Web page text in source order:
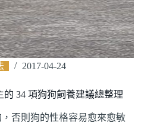
2017-04-24
的 34 項狗狗飼養建議總整理
否則狗的性格容易愈來愈敏